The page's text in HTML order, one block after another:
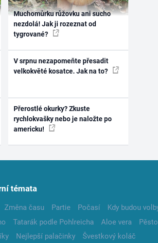
Muchomůrku růžovku ani sucho
nezdolá! Jak ji rozeznat od
tygrované?
V srpnu nezapomeňte přesadit
velkokvěté kosatce. Jak na to?
Přerostlé okurky? Zkuste
rychlokvašky nebo je naložte po
americku!
témata
Změna času Partie Počasí Kdy budou
Tatarák podle Pohlreicha Aloe vera
Nejlepší palačinky Švestkový koláč